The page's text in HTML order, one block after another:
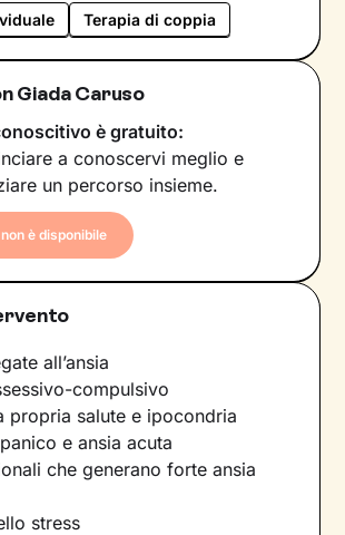
Terapia di coppia
Giada Caruso
è gratuito:
a conoscervi meglio e
un percorso insieme.
è disponibile
all’ansia
compulsivo
propria salute e ipocondria
e ansia acuta
che generano forte ansia
stress